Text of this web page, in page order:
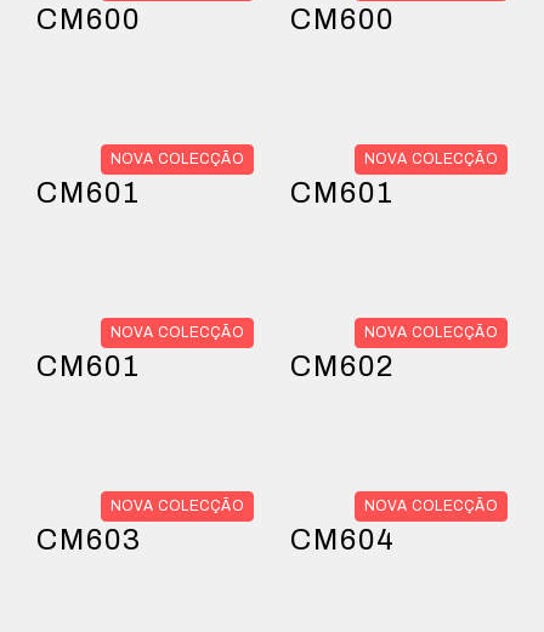
CM600 CM600
NOVA COLECÇÃO
CM601
NOVA COLECÇÃO
CM601
NOVA COLECÇÃO
CM601
NOVA COLECÇÃO
CM602
NOVA COLECÇÃO
CM603
NOVA COLECÇÃO
CM604